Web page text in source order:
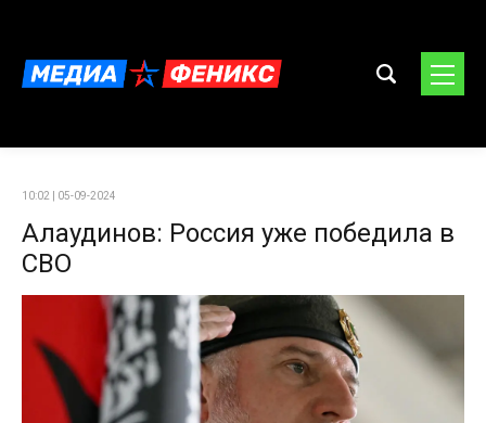
10:02 | 05-09-2024
Алаудинов: Россия уже победила в
СВО